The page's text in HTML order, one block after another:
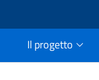
Il progetto